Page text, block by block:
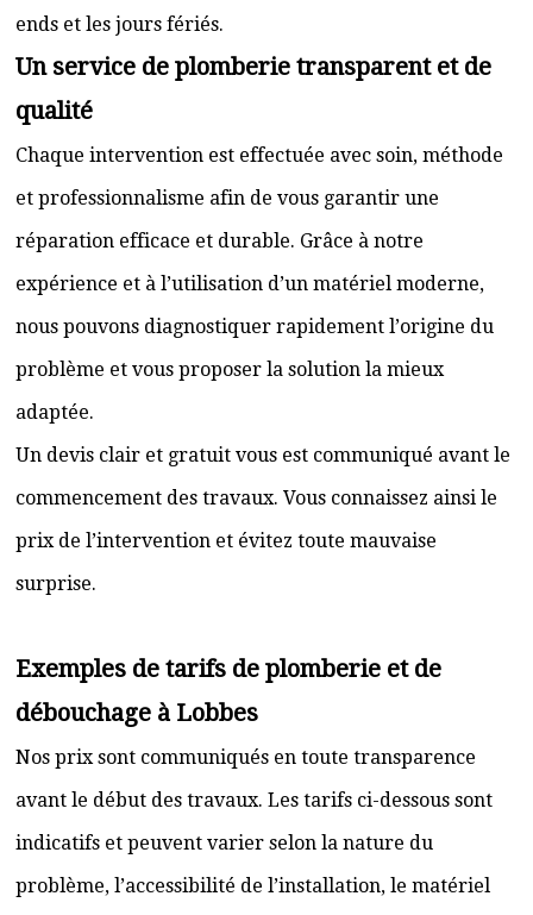
ends et les jours fériés.
Un service de plomberie transparent et de
qualité
Chaque intervention est effectuée avec soin, méthode
et professionnalisme afin de vous garantir une
réparation efficace et durable. Grâce à notre
expérience et à l’utilisation d’un matériel moderne,
nous pouvons diagnostiquer rapidement l’origine du
problème et vous proposer la solution la mieux
adaptée.
Un devis clair et gratuit vous est communiqué avant le
commencement des travaux. Vous connaissez ainsi le
prix de l’intervention et évitez toute mauvaise
surprise.
Exemples de tarifs de plomberie et de
débouchage à Lobbes
Nos prix sont communiqués en toute transparence
avant le début des travaux. Les tarifs ci-dessous sont
indicatifs et peuvent varier selon la nature du
problème, l’accessibilité de l’installation, le matériel